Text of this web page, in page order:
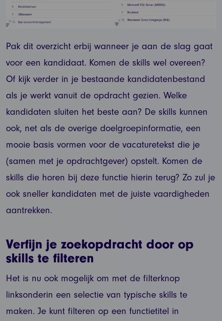
Pak dit overzicht erbij wanneer je aan de slag gaat
voor een kandidaat. Komen de skills wel overeen?
Of kijk verder in je bestaande kandidatenbestand
als je werkt vanuit de opdracht gezien. Welke
kandidaten sluiten het beste aan? De skills kunnen
ook, net als de overige doelgroepinformatie, een
mooie basis vormen voor de vacaturetekst die je
(samen met je opdrachtgever) opstelt. Komen de
skills die horen bij deze functie hierin terug? Zo zul je
ook sneller kandidaten met de juiste vaardigheden
aantrekken.
Verfijn je zoekopdracht door op
skills te filteren
Het is nu ook mogelijk om met de filterknop
linksonderin een selectie van typische skills te
maken. Je kunt filteren op een functietitel in